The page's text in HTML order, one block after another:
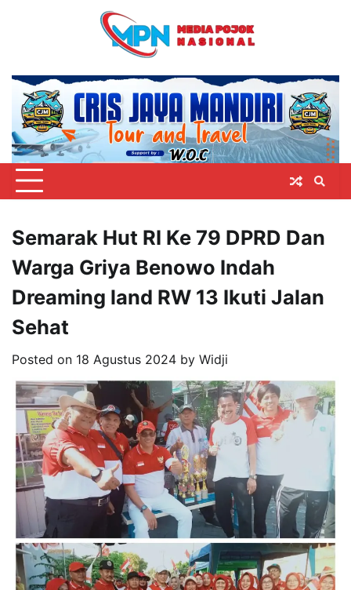
Semarak Hut RI Ke 79 DPRD Dan
Warga Griya Benowo Indah
Dreaming land RW 13 Ikuti Jalan
Sehat
Posted on 18 Agustus 2024 by Widji